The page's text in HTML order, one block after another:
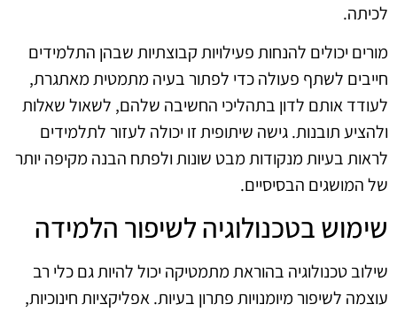
לכיתה.
מורים יכולים להנחות פעילויות קבוצתיות שבהן התלמידים
חייבים לשתף פעולה כדי לפתור בעיה מתמטית מאתגרת,
לעודד אותם לדון בתהליכי החשיבה שלהם, לשאול שאלות
ולהציע תובנות. גישה שיתופית זו יכולה לעזור לתלמידים
לראות בעיות מנקודות מבט שונות ולפתח הבנה מקיפה יותר
של המושגים הבסיסיים.
שימוש בטכנולוגיה לשיפור הלמידה
שילוב טכנולוגיה בהוראת מתמטיקה יכול להיות גם כלי רב
עוצמה לשיפור מיומנויות פתרון בעיות. אפליקציות חינוכיות,